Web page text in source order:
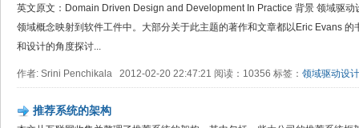
英文原文：Domain Driven Design and Development In Practice 背景 领域驱
领域概念映射到软件工件中。大部分关于此主题的著作和文章都以Eric Evans
和设计的角度探讨...
作者: Srini Penchikala 2012-02-20 22:47:21 阅读：10356 标签： 领域驱动设计
推荐系统的架构